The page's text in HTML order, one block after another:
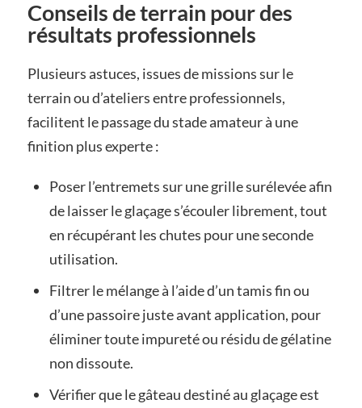
Conseils de terrain pour des
résultats professionnels
Plusieurs astuces, issues de missions sur le
terrain ou d’ateliers entre professionnels,
facilitent le passage du stade amateur à une
finition plus experte :
Poser l’entremets sur une grille surélevée afin
de laisser le glaçage s’écouler librement, tout
en récupérant les chutes pour une seconde
utilisation.
Filtrer le mélange à l’aide d’un tamis fin ou
d’une passoire juste avant application, pour
éliminer toute impureté ou résidu de gélatine
non dissoute.
Vérifier que le gâteau destiné au glaçage est